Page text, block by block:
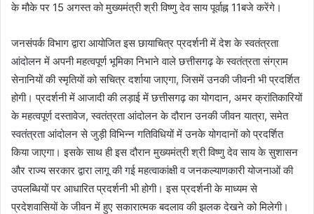
के मौके पर 15 अगस्त को मुख्यमंत्री श्री विष्णु देव साय पूर्वाह्न 11बजे करेंगे।
जनसंपर्क विभाग द्वारा आयोजित इस छायाचित्र प्रदर्शनी में देश के स्वतंत्रता
आंदोलन में अपनी महत्वपूर्ण भूमिका निभाने वाले छत्तीसगढ़ के स्वतंत्रता संग्राम
सेनानियों की स्मृतियों को सचित्र दर्शाया जाएगा, जिसमें उनकी जीवनी भी प्रदर्शित
होगी। प्रदर्शनी में आजादी की लड़ाई में छत्तीसगढ़ का योगदान, अमर क्रांतिकारियों
के महत्वपूर्ण दस्तावेज, स्वतंत्रता आंदोलन के दौरान उनकी जीवन यात्रा, समेत
स्वतंत्रता आंदोलन से जुड़ी विभिन्न गतिविधियों में उनके योगदानों को प्रदर्शित
किया जाएगा। इसके साथ ही इस दौरान मुख्यमंत्री श्री विष्णु देव साय के सुशासन
और राज्य सरकार द्वारा लागू की गई महत्वाकांक्षी व जनकल्याणकारी योजनाओं की
उपलब्धियों पर आधारित प्रदर्शनी भी होगी। इस प्रदर्शनी के माध्यम से
प्रदेशवासियों के जीवन में हुए सकारात्मक बदलाव की झलक देखने को मिलेगी।